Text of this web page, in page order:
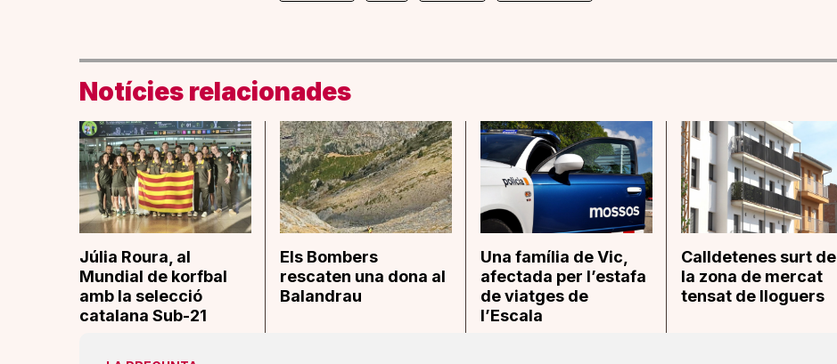
Notícies relacionades
Júlia Roura, al
Mundial de korfbal
amb la selecció
catalana Sub-21
Els Bombers
rescaten una dona al
Balandrau
Una família de Vic,
afectada per l’estafa
de viatges de
l’Escala
Calldetenes surt de
la zona de mercat
tensat de lloguers